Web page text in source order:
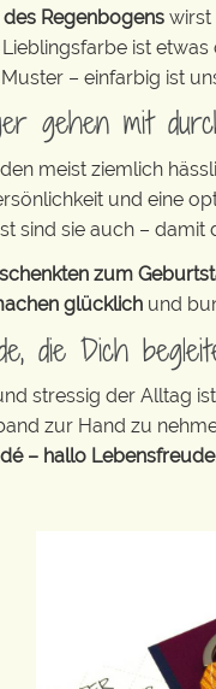
Regenbogens wirst
ist
– einfarbig ist
gehen mit
meist ziemlich
und eine
sind sie auch – damit
zum
glücklich und
die Dich
stressig der Alltag
zur Hand zu
– hallo